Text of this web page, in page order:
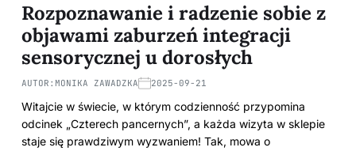
Rozpoznawanie i radzenie sobie z
objawami zaburzeń integracji
sensorycznej u dorosłych
AUTOR: MONIKA ZAWADZKA 2025-09-21
Witajcie w świecie, w którym codzienność przypomina
odcinek „Czterech pancernych”, a każda wizyta w sklepie
staje się prawdziwym wyzwaniem! Tak, mowa o